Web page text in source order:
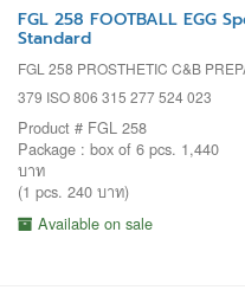
FGL 258 FOOTBALL EGG
Standard
FGL 258 PROSTHETIC C&B
379 ISO 806 315 277 524 023
Product # FGL 258
Package : box of 6 pcs. 1,440
บาท
(1 pcs. 240 บาท)
Available on sale